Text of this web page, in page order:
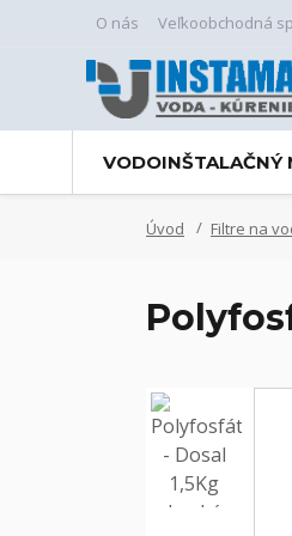
O nás Veľkoobchodná
VODOINŠTALAČNÝ
Úvod Filtre na